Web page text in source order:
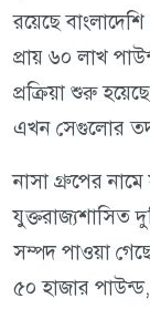
রয়েছে
প্রায় ৬০ লাখ
প্রক্রিয়া শুরু
এখন সেগুলোর
নাসা গ্রুপের
যুক্তরাজ্যশাসিত
সম্পদ পাওয়া
৫০ হাজার